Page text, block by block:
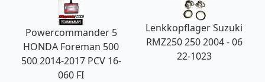
Powercommander 5
HONDA Foreman 500
500 2014-2017 PCV 16-
060 FI
Lenkkopflager Suzuki
RMZ250 250 2004 - 06
22-1023